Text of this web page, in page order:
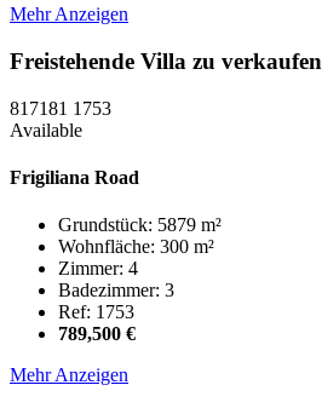
Mehr Anzeigen
Freistehende Villa zu verkaufen
817181 1753
Available
Frigiliana Road
Grundstück: 5879 m²
Wohnfläche: 300 m²
Zimmer: 4
Badezimmer: 3
Ref: 1753
789,500 €
Mehr Anzeigen